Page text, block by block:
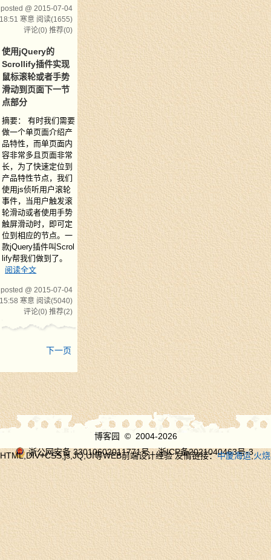
posted @ 2015-07-04
寒意 阅读(1655)
评论(0) 推荐(0)
使用jQuery的
Scrollify插件实现
鼠标滚轮或者手势
滑动到页面下一节
点部分
摘要： 有时我们需要
做一个单页面介绍产
品特性，而单页面内
容非常多且页面非常
长，为了快速定位到
产品特性节点，我们
使用js侦听用户滚轮
事件，当用户触发滚
轮滑动或者使用手势
触屏滑动时，即可定
位到相应的节点。一
款jQuery插件叫Scrol
lify帮我们做到了。
阅读全文
posted @ 2015-07-04
寒意 阅读(5040)
评论(0) 推荐(2)
下一页
博客园
© 2004-2026
浙公网安备 33010602011771号
浙ICP备2021040463号-3
HTML,DIV+CSS,js,JQ,UI等WEB前端设计经验 友情链接：中厦海运,火